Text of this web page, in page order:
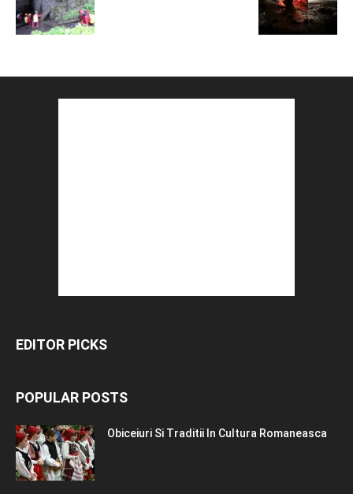
EDITOR PICKS
POPULAR POSTS
Obiceiuri Si Traditii In Cultura Romaneasca